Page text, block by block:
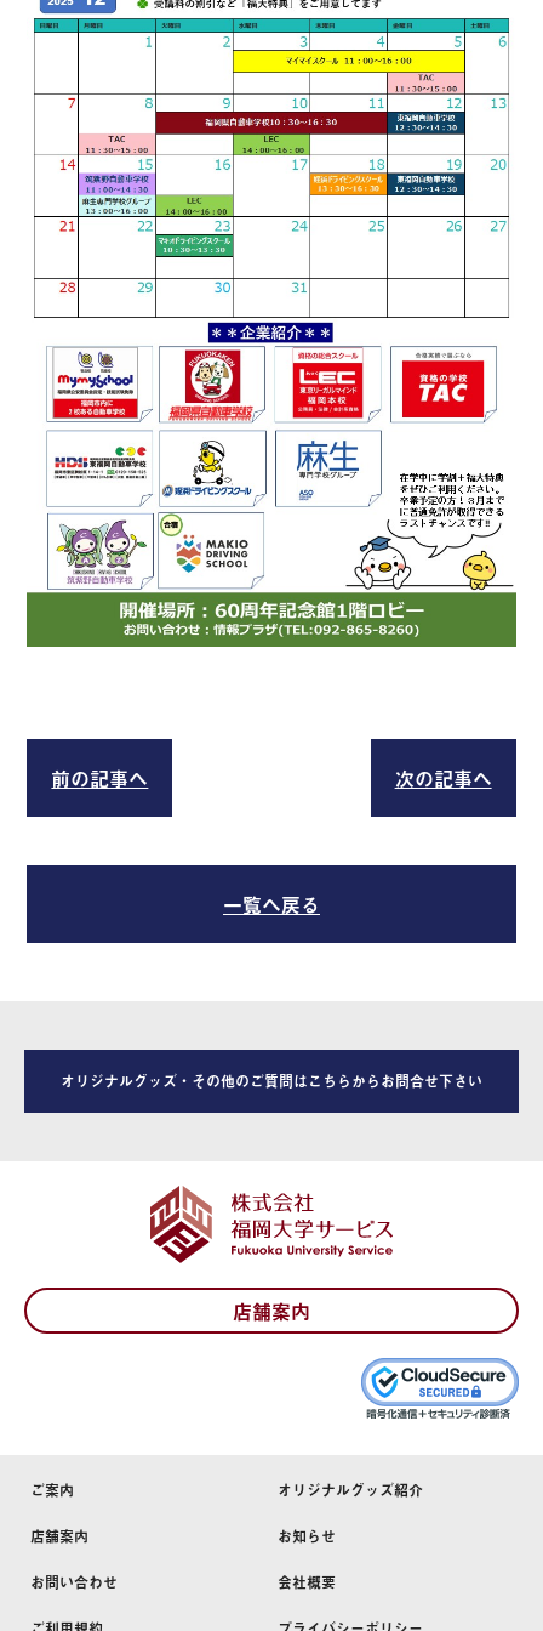
前の記事へ
一覧へ戻る
次の記事へ
オリジナルグッズ・その他のご質問はこちらからお問合せ下さい
店舗案内
ご案内 オリジナルグッズ紹介
店舗案内 お知らせ
お問い合わせ 会社概要